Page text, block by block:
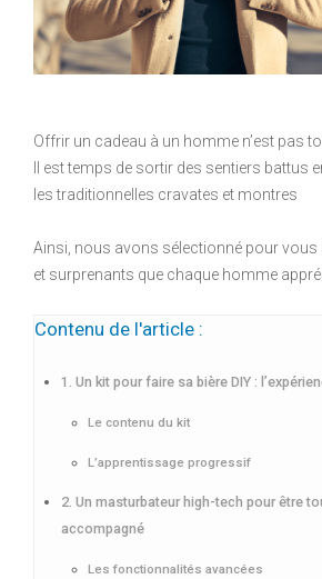
Offrir un cadeau à un homme n’est pas
Il est temps de sortir des sentiers battus
les traditionnelles cravates et montres
Ainsi, nous avons sélectionné pour vous
et surprenants que chaque homme
Contenu de l'article :
1. Un kit pour faire sa bière DIY :
Le contenu du kit
L’apprentissage progressif
2. Un masturbateur high-tech pour être
accompagné
Les fonctionnalités avancées